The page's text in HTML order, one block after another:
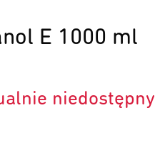
E 1000 ml
niedostępny